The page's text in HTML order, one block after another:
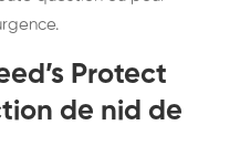
Protect
de nid de